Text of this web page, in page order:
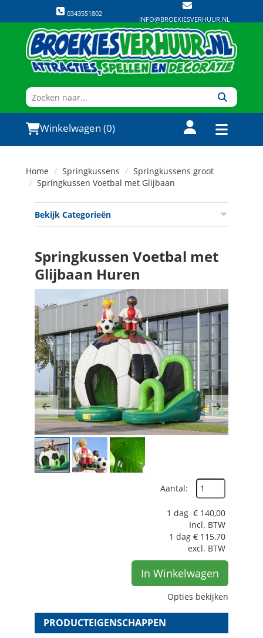
0343551802
INFO@BROEKIESVERHUUR.NL
Winkelwagen (0)
Home Springkussens
Springkussens groot
Springkussen Voetbal met Glijbaan
Bekijk Categorieën
Springkussen Voetbal met
Glijbaan Huren
Previous Next
Aantal:
1 dag € 140,00
Incl. BTW
1 dag € 115,70
excl. BTW
In Winkelwagen
Opties bekijken
PRODUCTEIGENSCHAPPEN